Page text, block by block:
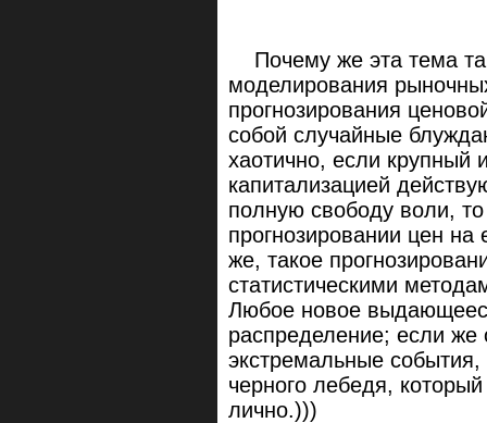
Почему же эта тема
моделирования
прогнозирования
собой случайные
хаотично, если крупный
капитализацией
полную свободу воли,
прогнозировании цен на
же, такое
статистическими
Любое новое
распределение; если же
экстремальные
черного лебедя,
лично.)))